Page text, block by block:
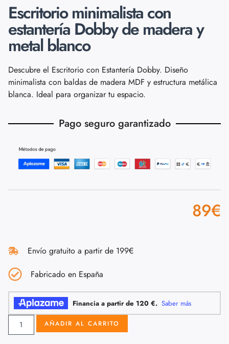
Escritorio minimalista con
estantería Dobby de madera y
metal blanco
Descubre el Escritorio con Estantería Dobby. Diseño
minimalista con baldas de madera MDF y estructura metálica
blanca. Ideal para organizar tu espacio.
Pago seguro garantizado
89€
Envío gratuito a partir de 199€
Fabricado en España
AÑADIR AL CARRITO